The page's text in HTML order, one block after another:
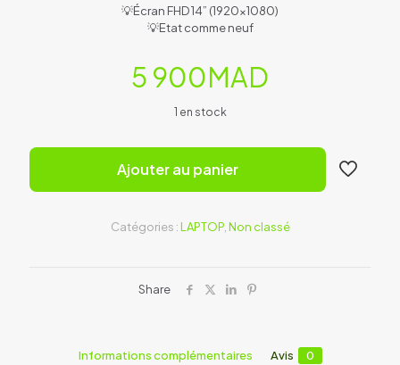
💡Écran FHD 14” (1920×1080)
💡Etat comme neuf
5 900MAD
1 en stock
Ajouter au panier
Catégories :LAPTOP, Non classé
Share
Informations complémentaires Avis 0